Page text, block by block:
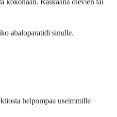
abaloparatidi sinulle.
helpompaa useimmille